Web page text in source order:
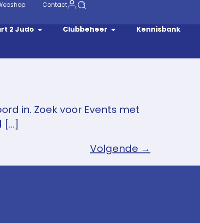
Contact
2 Judo Clubbeheer Kennisbank
in. Zoek voor Events met
[…]
Volgende →